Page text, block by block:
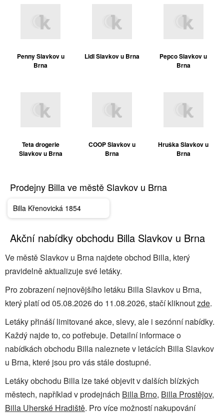
Penny Slavkov u
Brna
Lidl Slavkov u Brna
Pepco Slavkov u
Brna
Teta drogerie
Slavkov u Brna
COOP Slavkov u
Brna
Hruška Slavkov u
Brna
Prodejny Billa ve městě Slavkov u Brna
Billa Křenovická 1854
Akční nabídky obchodu Billa Slavkov u Brna
Ve městě Slavkov u Brna najdete obchod Billa, který
pravidelně aktualizuje své letáky.
Pro zobrazení nejnovějšího letáku Billa Slavkov u Brna,
který platí od 05.08.2026 do 11.08.2026, stačí kliknoutzde.
Letáky přináší limitované akce, slevy, ale i sezónní nabídky.
Každý najde to, co potřebuje. Detailní informace o
nabídkách obchodu Billa naleznete v letácích Billa Slavkov
u Brna, které jsou pro vás stále dostupné.
Letáky obchodu Billa lze také objevit v dalších blízkých
městech, například v prodejnách Billa Brno, Billa Prostějov,
Billa Uherské Hradiště. Pro více možností nakupování